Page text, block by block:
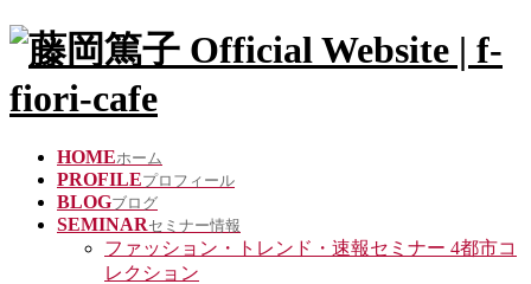
HOMEホーム
PROFILEプロフィール
BLOGブログ
SEMINARセミナー情報
ファッション・トレンド・速報セミナー 4都市コ
レクション